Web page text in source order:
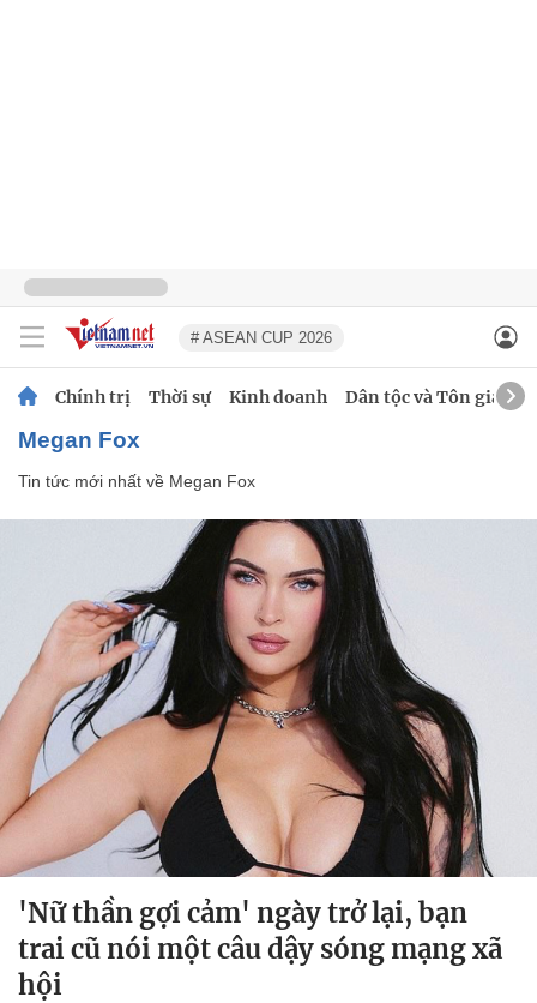
# ASEAN CUP 2026
Chính trị Thời sự Kinh doanh Dân tộc và Tôn giáo
Megan Fox
Tin tức mới nhất về Megan Fox
'Nữ thần gợi cảm' ngày trở lại, bạn
trai cũ nói một câu dậy sóng mạng xã
hội